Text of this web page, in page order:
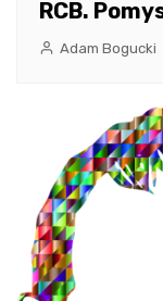
RCB.
Adam Bogucki